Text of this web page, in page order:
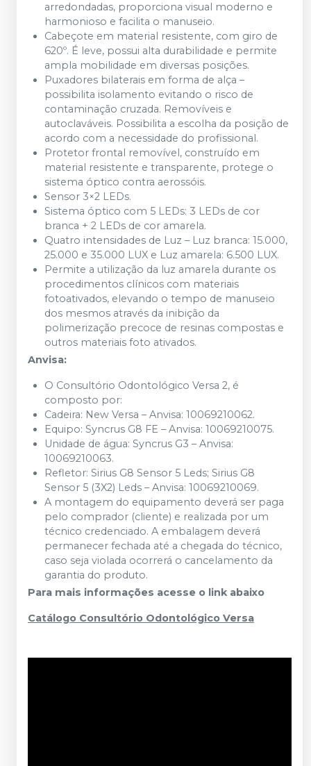
arredondadas, proporciona visual moderno e
harmonioso e facilita o manuseio.
Cabeçote em material resistente, com giro de
620º. É leve, possui alta durabilidade e permite
ampla mobilidade em diversas posições.
Puxadores bilaterais em forma de alça –
possibilita isolamento evitando o risco de
contaminação cruzada. Removíveis e
autoclaváveis. Possibilita a escolha da posição de
acordo com a necessidade do profissional.
Protetor frontal removível, construído em
material resistente e transparente, protege o
sistema óptico contra aerossóis.
Sensor 3×2 LEDs.
Sistema óptico com 5 LEDs: 3 LEDs de cor
branca + 2 LEDs de cor amarela.
Quatro intensidades de Luz – Luz branca: 15.000,
25.000 e 35.000 LUX e Luz amarela: 6.500 LUX.
Permite a utilização da luz amarela durante os
procedimentos clínicos com materiais
fotoativados, elevando o tempo de manuseio
dos mesmos através da inibição da
polimerização precoce de resinas compostas e
outros materiais foto ativados.
Anvisa:
O Consultório Odontológico Versa 2, é
composto por:
Cadeira: New Versa – Anvisa: 10069210062.
Equipo: Syncrus G8 FE – Anvisa: 10069210075.
Unidade de água: Syncrus G3 – Anvisa:
10069210063.
Refletor: Sirius G8 Sensor 5 Leds; Sirius G8
Sensor 5 (3X2) Leds – Anvisa: 10069210069.
A montagem do equipamento deverá ser paga
pelo comprador (cliente) e realizada por um
técnico credenciado. A embalagem deverá
permanecer fechada até a chegada do técnico,
caso seja violada ocorrerá o cancelamento da
garantia do produto.
Para mais informações acesse o link abaixo
Catálogo Consultório Odontológico Versa